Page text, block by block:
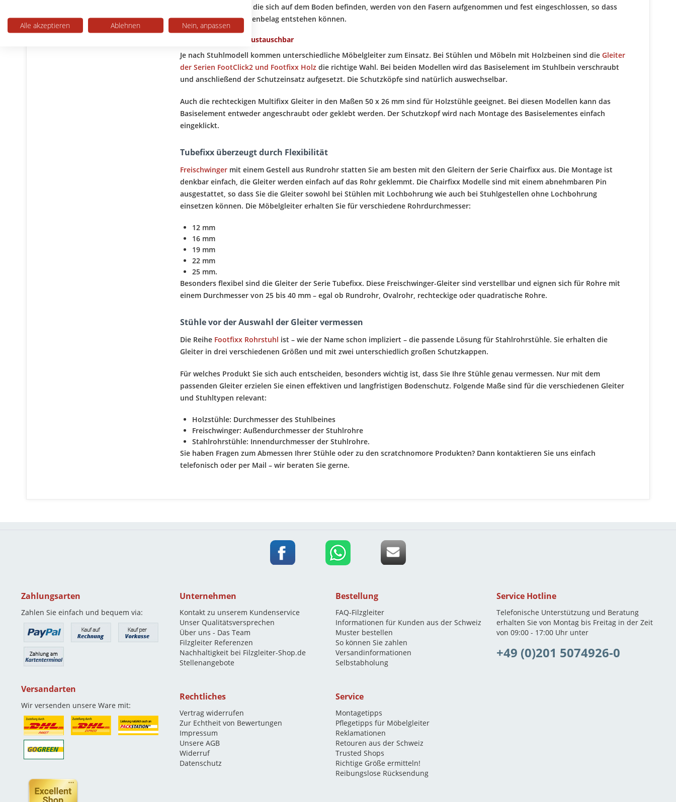
an. Schmutzpartikel, die sich auf dem Boden befinden, werden von den Fasern aufgenommen und fest eingeschlossen, so dass
keine Kratzer im Bodenbelag entstehen können.
Schutzeinsäte sind austauschbar
Je nach Stuhlmodell kommen unterschiedliche Möbelgleiter zum Einsatz. Bei Stühlen und Möbeln mit Holzbeinen sind die Gleiter
der Serien FootClick2 und Footfixx Holz die richtige Wahl. Bei beiden Modellen wird das Basiselement im Stuhlbein verschraubt
und anschließend der Schutzeinsatz aufgesetzt. Die Schutzköpfe sind natürlich auswechselbar.
Auch die rechteckigen Multifixx Gleiter in den Maßen 50 x 26 mm sind für Holzstühle geeignet. Bei diesen Modellen kann das
Basiselement entweder angeschraubt oder geklebt werden. Der Schutzkopf wird nach Montage des Basiselementes einfach
eingeklickt.
Tubefixx überzeugt durch Flexibilität
Freischwinger mit einem Gestell aus Rundrohr statten Sie am besten mit den Gleitern der Serie Chairfixx aus. Die Montage ist
denkbar einfach, die Gleiter werden einfach auf das Rohr geklemmt. Die Chairfixx Modelle sind mit einem abnehmbaren Pin
ausgestattet, so dass Sie die Gleiter sowohl bei Stühlen mit Lochbohrung wie auch bei Stuhlgestellen ohne Lochbohrung
einsetzen können. Die Möbelgleiter erhalten Sie für verschiedene Rohrdurchmesser:
12 mm
16 mm
19 mm
22 mm
25 mm.
Besonders flexibel sind die Gleiter der Serie Tubefixx. Diese Freischwinger-Gleiter sind verstellbar und eignen sich für Rohre mit
einem Durchmesser von 25 bis 40 mm – egal ob Rundrohr, Ovalrohr, rechteckige oder quadratische Rohre.
Stühle vor der Auswahl der Gleiter vermessen
Die Reihe Footfixx Rohrstuhl ist – wie der Name schon impliziert – die passende Lösung für Stahlrohrstühle. Sie erhalten die
Gleiter in drei verschiedenen Größen und mit zwei unterschiedlich großen Schutzkappen.
Für welches Produkt Sie sich auch entscheiden, besonders wichtig ist, dass Sie Ihre Stühle genau vermessen. Nur mit dem
passenden Gleiter erzielen Sie einen effektiven und langfristigen Bodenschutz. Folgende Maße sind für die verschiedenen Gleiter
und Stuhltypen relevant:
Holzstühle: Durchmesser des Stuhlbeines
Freischwinger: Außendurchmesser der Stuhlrohre
Stahlrohrstühle: Innendurchmesser der Stuhlrohre.
Sie haben Fragen zum Abmessen Ihrer Stühle oder zu den scratchnomore Produkten? Dann kontaktieren Sie uns einfach
telefonisch oder per Mail – wir beraten Sie gerne.
Zahlungsarten
Zahlen Sie einfach und bequem via:
Versandarten
Wir versenden unsere Ware mit:
Unternehmen
Kontakt zu unserem Kundenservice
Unser Qualitätsversprechen
Über uns - Das Team
Filzgleiter Referenzen
Nachhaltigkeit bei Filzgleiter-Shop.de
Stellenangebote
Bestellung
FAQ-Filzgleiter
Informationen für Kunden aus der Schweiz
Muster bestellen
So können Sie zahlen
Versandinformationen
Selbstabholung
Rechtliches
Vertrag widerrufen
Zur Echtheit von Bewertungen
Impressum
Unsere AGB
Widerruf
Datenschutz
Service
Montagetipps
Pflegetipps für Möbelgleiter
Reklamationen
Retouren aus der Schweiz
Trusted Shops
Richtige Größe ermitteln!
Reibungslose Rücksendung
Service Hotline
Telefonische Unterstützung und Beratung
erhalten Sie von Montag bis Freitag in der Zeit
von 09:00 - 17:00 Uhr unter
+49 (0)201 5074926-0
Alle akzeptieren Ablehnen Nein, anpassen